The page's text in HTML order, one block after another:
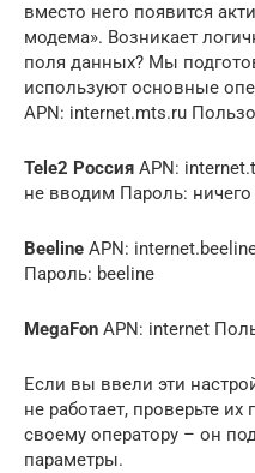
вместо него появится
модема». Возникает
поля данных? Мы
используют основные
APN: internet.mts.ru
Tele2 Россия APN:
не вводим Пароль:
Beeline APN:
Пароль: beeline
MegaFon APN: internet
Если вы ввели эти
не работает, проверьте
своему оператору – он
параметры.